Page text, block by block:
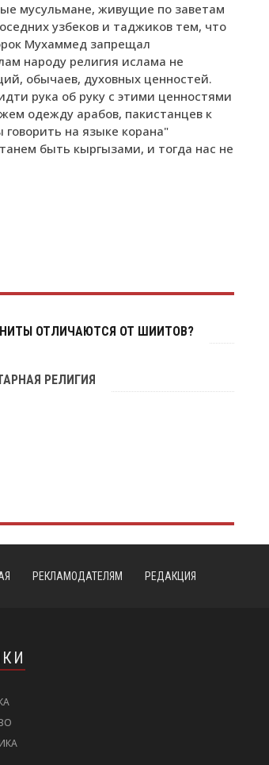
мусульмане, живущие по заветам
узбеков и таджиков тем, что
Мухаммед запрещал
народу религия ислама не
обычаев, духовных ценностей.
рука об руку с этими ценностями
одежду арабов, пакистанцев к
на языке корана"
быть кыргызами, и тогда нас не
ОТЛИЧАЮТСЯ ОТ ШИИТОВ?
РЕЛИГИЯ
РЕКЛАМОДАТЕЛЯМ РЕДАКЦИЯ